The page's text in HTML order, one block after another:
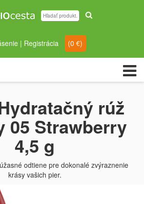
| Registrácia (0 €)
rúž
05 Strawberry
4,5 g
odtiene pre dokonalé zvýraznenie
krásy vašich pier.